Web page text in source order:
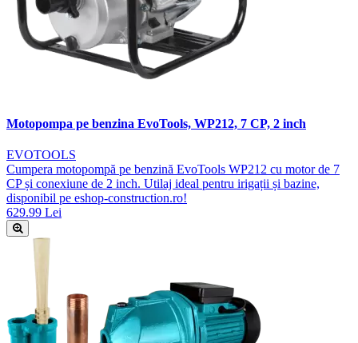
Motopompa pe benzina EvoTools, WP212, 7 CP, 2 inch
EVOTOOLS
Cumpera motopompă pe benzină EvoTools WP212 cu motor de 7
CP și conexiune de 2 inch. Utilaj ideal pentru irigații și bazine,
disponibil pe eshop-construction.ro!
629.99 Lei